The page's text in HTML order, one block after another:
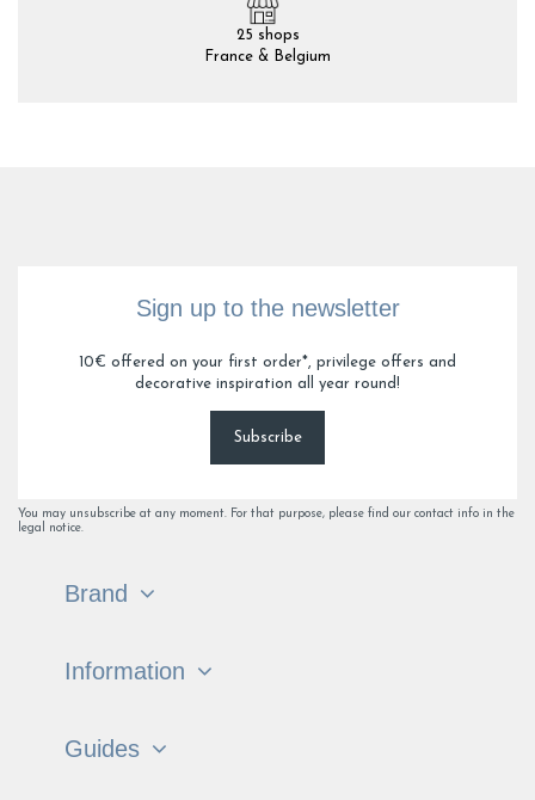
25 shops
France & Belgium
Sign up to the newsletter
10€ offered on your first order*, privilege offers and
decorative inspiration all year round!
Subscribe
You may unsubscribe at any moment. For that purpose, please find our contact info in the
legal notice.
Brand
Information
Guides